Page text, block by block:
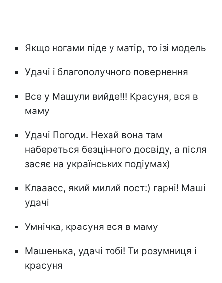
Якщо ногами піде у матір, то ізі модель
Удачі і благополучного повернення
Все у Машули вийде!!! Красуня, вся в
маму
Удачі Погоди. Нехай вона там
набереться безцінного досвіду, а після
засяє на українських подіумах)
Клааасс, який милий пост:) гарні! Маші
удачі
Умнічка, красуня вся в маму
Машенька, удачі тобі! Ти розумниця і
красуня